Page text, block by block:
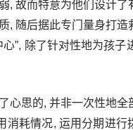
, 故而特意为他们设计
, 随后据此专门量身打造
”, 除了针对性地为孩
心思的, 并非一次性地
耗情况, 运用分期进